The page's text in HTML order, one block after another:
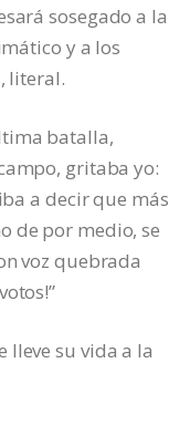
sosegado a la
y a los
literal.
batalla,
gritaba yo:
a decir que más
de por medio, se
voz quebrada
lleve su vida a la